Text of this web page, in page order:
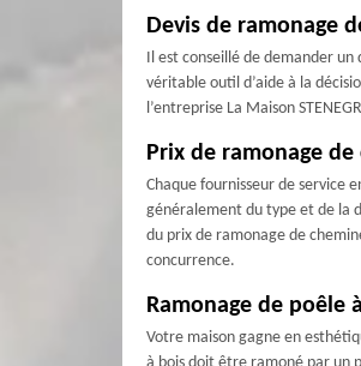
Devis de ramonage
Il est conseillé de demander
véritable outil d’aide à la
l’entreprise La Maison
Prix de ramonage de
Chaque fournisseur de service
généralement du type et de la
du prix de ramonage de
concurrence.
Ramonage de poêle
Votre maison gagne en